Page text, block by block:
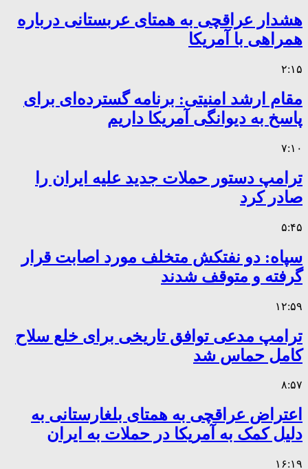
هشدار عراقچی به همتای عربستانی درباره
همراهی با آمریکا
۲:۱۵
مقام ارشد امنیتی: برنامه گسترده‌ای برای
پاسخ به دیوانگی آمریکا داریم
۷:۱۰
ترامپ دستور حملات جدید علیه ایران را
صادر کرد
۵:۴۵
سپاه: دو نفتکش متخلف مورد اصابت قرار
گرفته و متوقف شدند
۱۲:۵۹
ترامپ مدعی توافق تاریخی برای خلع سلاح
کامل حماس شد
۸:۵۷
اعتراض عراقچی به همتای بلغارستانی به
دلیل کمک به آمریکا در حملات به ایران
۱۶:۱۹